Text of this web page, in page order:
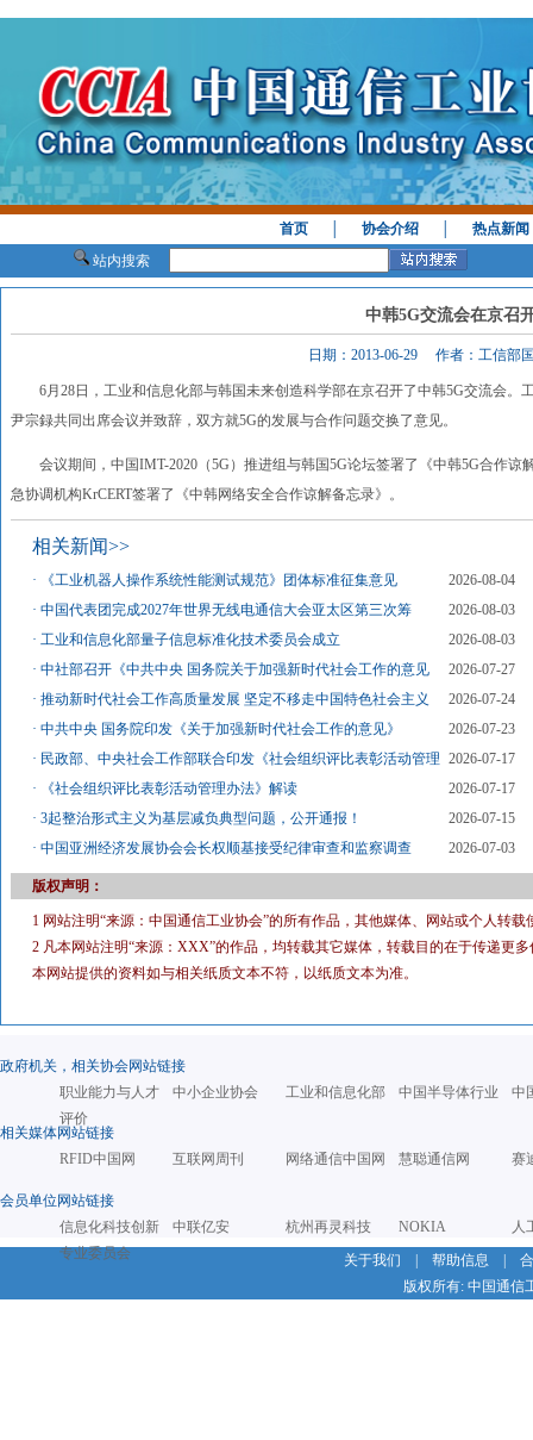
首页 │协会介绍 │热点新闻
站内搜索
中韩5G交流会在京召
日期：2013-06-29 作者：工信部
6月28日，工业和信息化部与韩国未来创造科学部在京召开了中韩5G交流会。
尹宗録共同出席会议并致辞，双方就5G的发展与合作问题交换了意见。
会议期间，中国IMT-2020（5G）推进组与韩国5G论坛签署了《中韩5G合作谅
急协调机构KrCERT签署了《中韩网络安全合作谅解备忘录》。
相关新闻>>
· 《工业机器人操作系统性能测试规范》团体标准征集意见
2026-08-04
·中国代表团完成2027年世界无线电通信大会亚太区第三次筹
2026-08-03
·工业和信息化部量子信息标准化技术委员会成立
2026-08-03
·中社部召开《中共中央 国务院关于加强新时代社会工作的意见
2026-07-27
·推动新时代社会工作高质量发展 坚定不移走中国特色社会主义
2026-07-24
·中共中央 国务院印发《关于加强新时代社会工作的意见》
2026-07-23
· 民政部、中央社会工作部联合印发《社会组织评比表彰活动管理
2026-07-17
·
《社会组织评比表彰活动管理办法》解读
2026-07-17
·3起整治形式主义为基层减负典型问题，公开通报！
2026-07-15
·中国亚洲经济发展协会会长权顺基接受纪律审查和监察调查 2026-07-03
版权声明：
1 网站注明“来源：中国通信工业协会”的所有作品，其他媒体、网站或个人转
2 凡本网站注明“来源：XXX”的作品，均转载其它媒体，转载目的在于传递更
本网站提供的资料如与相关纸质文本不符，以纸质文本为准。
政府机关，相关协会网站链接
职业能力与人才
评价
中小企业协会 工业和信息化部 中国半导体行业 中
相关媒体网站链接
RFID中国网
互联网周刊 网络通信中国网 慧聪通信网 赛
会员单位网站链接
信息化科技创新
专业委员会
中联亿安 杭州再灵科技 NOKIA
人
关于我们
帮助信息
版权所有: 中国通信